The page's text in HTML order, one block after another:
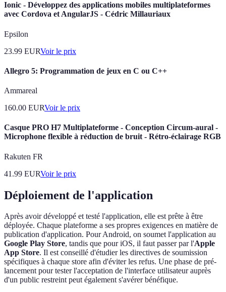
Ionic - Développez des applications mobiles multiplateformes
avec Cordova et AngularJS - Cédric Millauriaux
Epsilon
23.99 EURVoir le prix
Allegro 5: Programmation de jeux en C ou C++
Ammareal
160.00 EURVoir le prix
Casque PRO H7 Multiplateforme - Conception Circum-aural -
Microphone flexible à réduction de bruit - Rétro-éclairage RGB
Rakuten FR
41.99 EURVoir le prix
Déploiement de l'application
Après avoir développé et testé l'application, elle est prête à être
déployée. Chaque plateforme a ses propres exigences en matière de
publication d'application. Pour Android, on soumet l'application au
Google Play Store, tandis que pour iOS, il faut passer par l'Apple
App Store. Il est conseillé d'étudier les directives de soumission
spécifiques à chaque store afin d'éviter les refus. Une phase de pré-
lancement pour tester l'acceptation de l'interface utilisateur auprès
d'un public restreint peut également s'avérer bénéfique.